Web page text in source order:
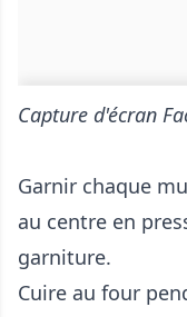
Capture d'écran
Garnir chaque
au centre en
garniture.
Cuire au four